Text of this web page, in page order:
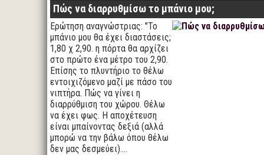
Πώς να διαρρυθμίσω το μπάνιο μου;
Ερώτηση αναγνώστριας: "Το
μπάνιο μου θα έχει διαστάσεις;
1,80 χ 2,90. η πόρτα θα αρχίζει
στο πρώτο ένα μέτρο του 2,90.
Επίσης το πλυντήριο το θέλω
εντοιχιζόμενο μαζί με πάσο του
νιπτήρα. Πώς να γίνει η
διαρρύθμιση του χώρου. Θέλω
να έχει φως. Η αποχέτευση
είναι μπαίνοντας δεξιά (αλλά
μπορώ να την βάλω όπου θέλω
δεν μας δεσμεύει).…